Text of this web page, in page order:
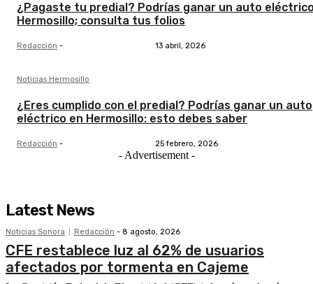
¿Pagaste tu predial? Podrías ganar un auto
Hermosillo; consulta tus folios
Redacción - 13 abril, 2026
Noticias Hermosillo
¿Eres cumplido con el predial? Podrías ganar un auto
eléctrico en Hermosillo: esto debes saber
Redacción - 25 febrero, 2026
- Advertisement -
Latest News
Noticias Sonora Redacción - 8 agosto, 2026
CFE restablece luz al 62% de usuarios
afectados por tormenta en Cajeme